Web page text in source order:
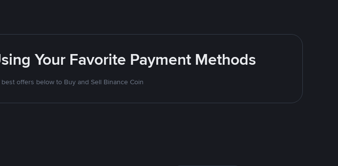
Your Favorite Payment Methods
offers below to Buy and Sell Binance Coin